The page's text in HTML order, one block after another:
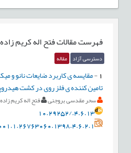
فهرست مقالاتفتح اله کریم زاده
دسترسی آزاد مقاله
-مقایسه ی کاربرد ضایعات نانو و
تامین کننده ی فلز روی در کشت
سحر مقدسی بروجنی فتح اله کریم زاده
10.29252/.4.6.13